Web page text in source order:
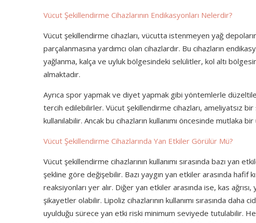
Vücut Şekillendirme Cihazlarının Endikasyonları Nelerdir?
Vücut şekillendirme cihazları, vücutta istenmeyen yağ
parçalanmasına yardımcı olan cihazlardır. Bu cihazların
yağlanma, kalça ve uyluk bölgesindeki selülitler, kol altı
almaktadır.
Ayrıca spor yapmak ve diyet yapmak gibi yöntemlerle
tercih edilebilirler. Vücut şekillendirme cihazları, ameliyatsız
kullanılabilir. Ancak bu cihazların kullanımı öncesinde mutlaka
Vücut Şekillendirme Cihazlarında Yan Etkiler Görülür Mü?
Vücut şekillendirme cihazlarının kullanımı sırasında bazı yan
şekline göre değişebilir. Bazı yaygın yan etkiler arasında hafif
reaksiyonları yer alır. Diğer yan etkiler arasında ise, kas
şikayetler olabilir. Lipoliz cihazlarının kullanımı sırasında
uyulduğu sürece yan etki riski minimum seviyede tutulabilir.